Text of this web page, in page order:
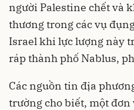
người Palestine chết và
thương trong các vụ
Israel khi lực lượng này
ráp thành phố Nablus,
Các nguồn tin địa
trường cho biết, một